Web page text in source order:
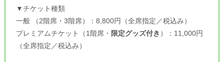
▼チケット種類
一般 （2階席・3階席）：8,800円（全席指定／税込み）
プレミアムチケット（1階席・ 限定グッズ付き ）：11,000円
（全席指定／税込み）